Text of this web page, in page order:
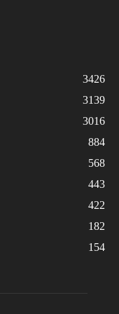
3426
3139
3016
884
568
443
422
182
154